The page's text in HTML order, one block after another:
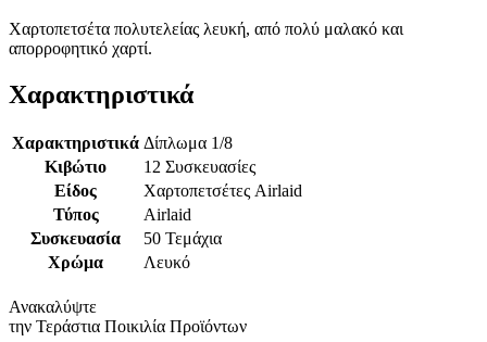
Χαρτοπετσέτα πολυτελείας λευκή, από πολύ μαλακό και
απορροφητικό χαρτί.
Χαρακτηριστικά
Χαρακτηριστικά Δίπλωμα 1/8
Κιβώτιο
12 Συσκευασίες
Είδος
Χαρτοπετσέτες Airlaid
Τύπος
Airlaid
Συσκευασία
50 Τεμάχια
Χρώμα
Λευκό
Ανακαλύψτε
την Τεράστια Ποικιλία Προϊόντων